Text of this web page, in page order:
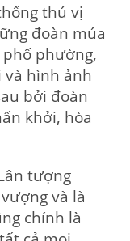
thú vị
đoàn múa
phường,
và hình ảnh
bởi đoàn
khởi, hòa
tượng
và là
chính là